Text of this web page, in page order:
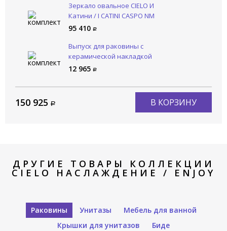
Зеркало овальное CIELO И
Катини / I CATINI CASPO NM
95 410
Выпуск для раковины с
керамической накладкой
CIELO Сива / SIWA PIL01 FN
12 965
150 925 В КОРЗИНУ
ДРУГИЕ ТОВАРЫ КОЛЛЕКЦИИ
CIELO НАСЛАЖДЕНИЕ / ENJOY
Раковины Унитазы
Мебель для ванной
Крышки для унитазов
Биде